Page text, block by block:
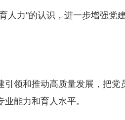
力"的认识，进一步增强党
领和推动高质量发展，把党
能力和育人水平。